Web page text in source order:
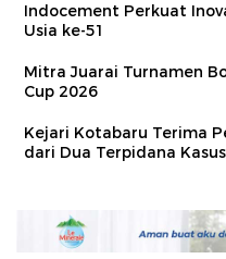
Indocement Perkuat
Usia ke-51
Mitra Juarai Turnamen
Cup 2026
Kejari Kotabaru Terima
dari Dua Terpidana